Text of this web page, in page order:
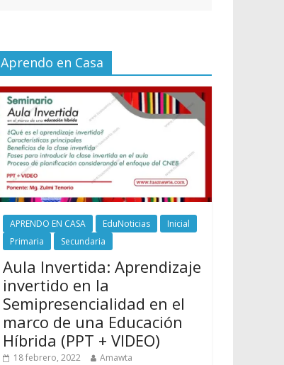
Aprendo en Casa
APRENDO EN CASA EduNoticias
Inicial
Primaria
Secundaria
Aula Invertida: Aprendizaje
invertido en la
Semipresencialidad en el
marco de una Educación
Híbrida (PPT + VIDEO)
18 febrero, 2022 Amawta